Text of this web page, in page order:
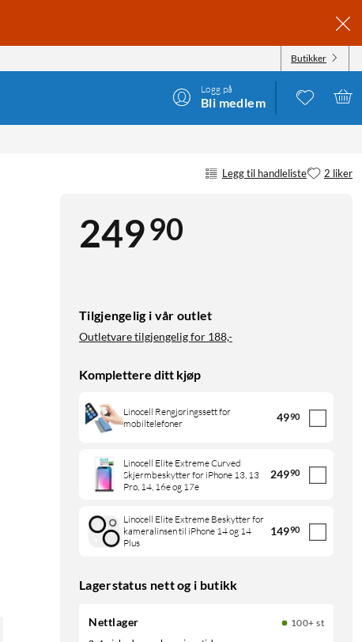
Butikker
Logg på
Bli medlem
Legg til handleliste 2 liker
24990
Tilgjengelig i vår outlet
Outletvare tilgjengelig for 188,-
Komplettere ditt kjøp
Linocell Rengjøringssett for
mobiltelefoner
4990
Linocell Elite Extreme Curved
Skjermbeskytter for iPhone 13, 13
Pro, 14, 16e og 17e
24990
Linocell Elite Extreme Beskytter for
kameralinsen til iPhone 14 og 14
Plus
14990
Lagerstatus nett og i butikk
Nettlager
100+ st